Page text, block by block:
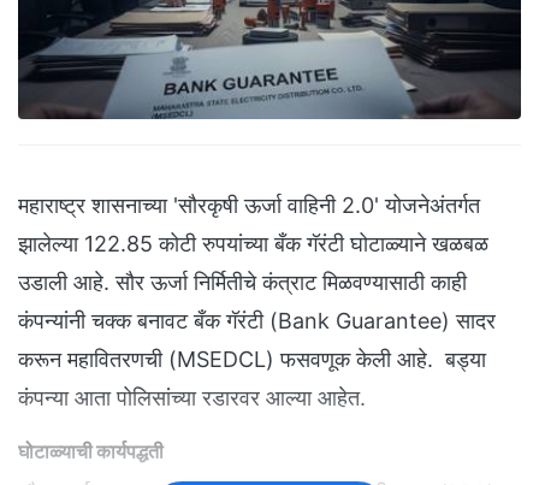
महाराष्ट्र शासनाच्या 'सौरकृषी ऊर्जा वाहिनी 2.0' योजनेअंतर्गत
झालेल्या 122.85 कोटी रुपयांच्या बँक गॅरंटी घोटाळ्याने खळबळ
उडाली आहे. सौर ऊर्जा निर्मितीचे कंत्राट मिळवण्यासाठी काही
कंपन्यांनी चक्क बनावट बँक गॅरंटी (Bank Guarantee) सादर
करून महावितरणची (MSEDCL) फसवणूक केली आहे. बड्या
कंपन्या आता पोलिसांच्या रडारवर आल्या आहेत.
घोटाळ्याची कार्यपद्धती